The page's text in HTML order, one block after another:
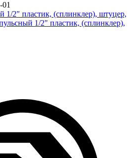
1/2" пластик, (сплинклер), штуцер,
1/2" пластик, (сплинклер),